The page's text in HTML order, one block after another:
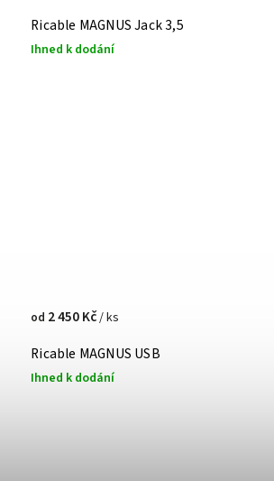
Ricable MAGNUS Jack 3,5
Ihned k dodání
Ricable MAGNUS USB
Ihned k dodání
od 2 450 Kč/ ks